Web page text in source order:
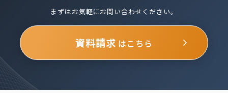
まずはお気軽にお問い合わせください。
資料請求 はこちら